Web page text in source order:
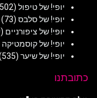
יופי! של טיפול (502)
יופי! של סלבס (73)
יופי! של ציפורניים (259)
יופי! של קוסמטיקה
יופי! של שיער (535)
כתובתנו